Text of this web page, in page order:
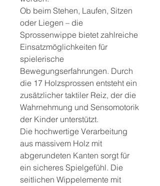
Ob beim Stehen, Laufen, Sitzen
oder Liegen – die
Sprossenwippe bietet zahlreiche
Einsatzmöglichkeiten für
spielerische
Bewegungserfahrungen. Durch
die 17 Holzsprossen entsteht ein
zusätzlicher taktiler Reiz, der die
Wahrnehmung und Sensomotorik
der Kinder unterstützt.
Die hochwertige Verarbeitung
aus massivem Holz mit
abgerundeten Kanten sorgt für
ein sicheres Spielgefühl. Die
seitlichen Wippelemente mit